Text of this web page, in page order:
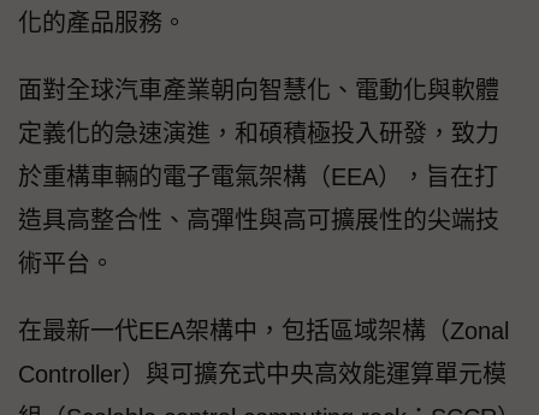
化的產品服務。
面對全球汽車產業朝向智慧化、電動化與軟體
定義化的急速演進，和碩積極投入研發，致力
於重構車輛的電子電氣架構（EEA），旨在打
造具高整合性、高彈性與高可擴展性的尖端技
術平台。
在最新一代EEA架構中，包括區域架構（Zonal
Controller）與可擴充式中央高效能運算單元模